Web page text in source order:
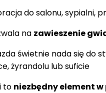
do salonu, sypialni,
na zawieszenie
świetnie nada się do
żyrandolu lub suficie
to niezbędny element